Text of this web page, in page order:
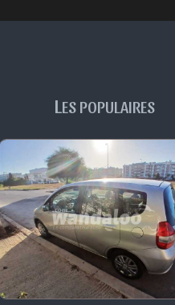
L ES POPULAIRES